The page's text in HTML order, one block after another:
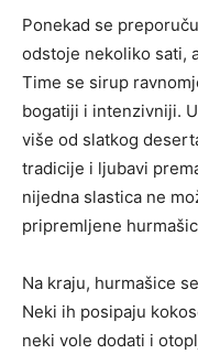
Ponekad se
odstoje nekoliko sati,
Time se sirup
bogatiji i intenzivniji.
više od slatkog
tradicije i ljubavi
nijedna slastica ne
pripremljene
Na kraju, hurmašice
Neki ih posipaju
neki vole dodati i